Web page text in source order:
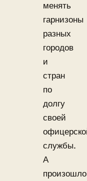
менять
гарнизоны
разных
городов
и
стран
по
долгу
своей
службы.
А
произошло